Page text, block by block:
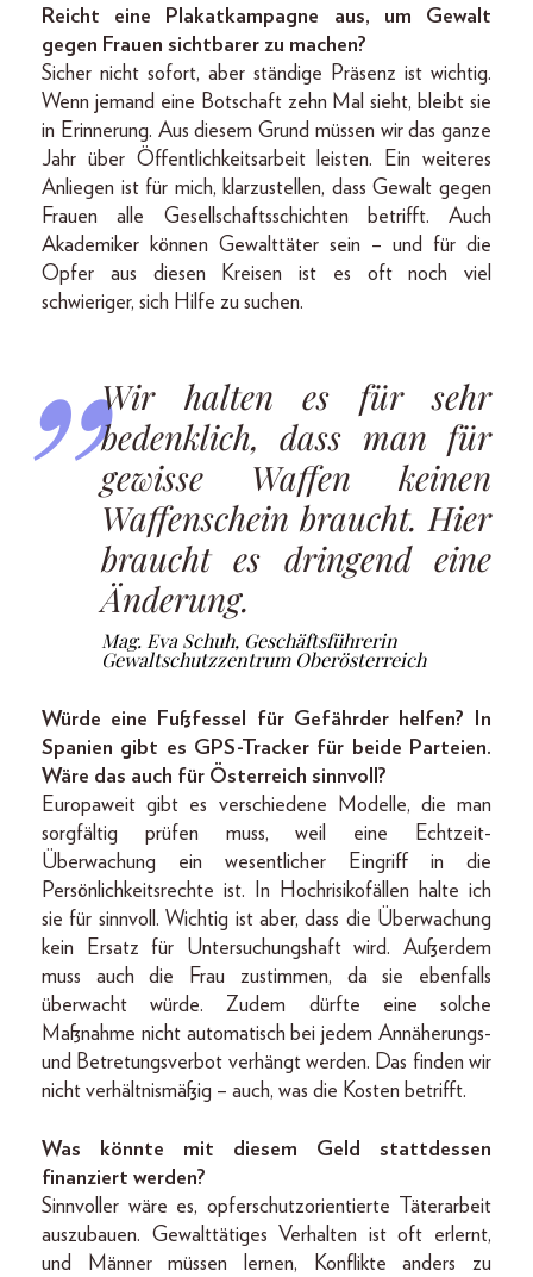
Reicht eine Plakatkampagne aus, um Gewalt
gegen Frauen sichtbarer zu machen?
Sicher nicht sofort, aber ständige Präsenz ist wichtig.
Wenn jemand eine Botschaft zehn Mal sieht, bleibt sie
in Erinnerung. Aus diesem Grund müssen wir das ganze
Jahr über Öffentlichkeitsarbeit leisten. Ein weiteres
Anliegen ist für mich, klarzustellen, dass Gewalt gegen
Frauen alle Gesellschaftsschichten betrifft. Auch
Akademiker können Gewalttäter sein – und für die
Opfer aus diesen Kreisen ist es oft noch viel
schwieriger, sich Hilfe zu suchen.
Wir halten es für sehr
bedenklich, dass man für
gewisse Waffen keinen
Waffenschein braucht. Hier
braucht es dringend eine
Änderung.
Mag. Eva Schuh, Geschäftsführerin
Gewaltschutzzentrum Oberösterreich
Würde eine Fußfessel für Gefährder helfen? In
Spanien gibt es GPS-Tracker für beide Parteien.
Wäre das auch für Österreich sinnvoll?
Europaweit gibt es verschiedene Modelle, die man
sorgfältig prüfen muss, weil eine Echtzeit-
Überwachung ein wesentlicher Eingriff in die
Persönlichkeitsrechte ist. In Hochrisikofällen halte ich
sie für sinnvoll. Wichtig ist aber, dass die Überwachung
kein Ersatz für Untersuchungshaft wird. Außerdem
muss auch die Frau zustimmen, da sie ebenfalls
überwacht würde. Zudem dürfte eine solche
Maßnahme nicht automatisch bei jedem Annäherungs-
und Betretungsverbot verhängt werden. Das finden wir
nicht verhältnismäßig – auch, was die Kosten betrifft.
Was könnte mit diesem Geld stattdessen
finanziert werden?
Sinnvoller wäre es, opferschutzorientierte Täterarbeit
auszubauen. Gewalttätiges Verhalten ist oft erlernt,
und Männer müssen lernen, Konflikte anders zu